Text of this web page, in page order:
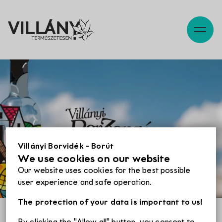
Villányi Borvidék - Borút
We use cookies on our website
Our website uses cookies for the best possible
user experience and safe operation.
The protection of your data is important to us!
Description Map, reach
Szabadidő
Pincék
Programok
Éttermek